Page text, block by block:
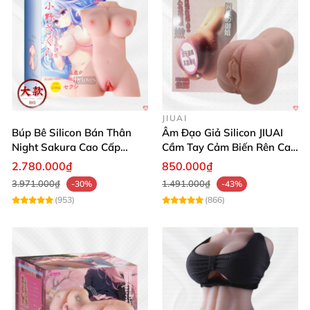
Âm Đạo Giả Cao Cấp Nhật Bản Siêu Mềm Rung Cực Đã
Búp Bê Silicon Bán Thân
Night Sakura Cao Cấp
Rung Đa Chức Năng
2.780.000₫
3.971.000₫
-30%
(953)
JIUAI
Âm Đạo Giả Silicon JIUAI
Cầm Tay Cảm Biến Rên Cao
Cấp Mới
850.000₫
1.491.000₫
-43%
(866)